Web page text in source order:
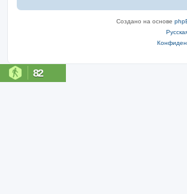
Создано на основе
82